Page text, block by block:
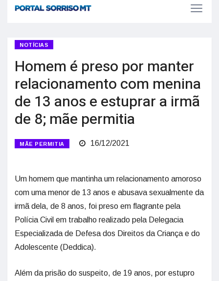
NOTÍCIAS
Homem é preso por manter
relacionamento com menina
de 13 anos e estuprar a irmã
de 8; mãe permitia
MÃE PERMITIA 16/12/2021
Um homem que mantinha um relacionamento amoroso
com uma menor de 13 anos e abusava sexualmente da
irmã dela, de 8 anos, foi preso em flagrante pela
Polícia Civil em trabalho realizado pela Delegacia
Especializada de Defesa dos Direitos da Criança e do
Adolescente (Deddica).
Além da prisão do suspeito, de 19 anos, por estupro